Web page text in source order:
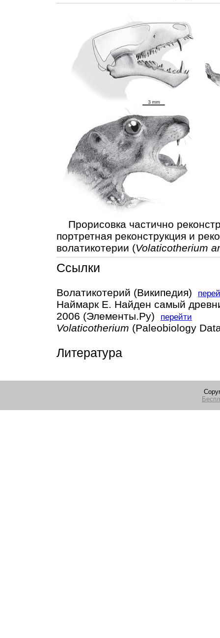
Прорисовка частично
портретная реконструкция и
волатикотерии (Volaticotherium
Ссылки
Волатикотерий (Википедия)
Наймарк Е. Найден самый
2006 (Элементы.Ру)
перейти
Volaticotherium (Paleobiology
Литература